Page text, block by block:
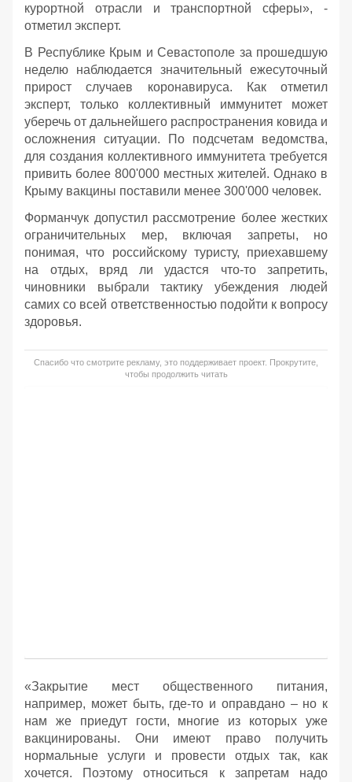
курортной отрасли и транспортной сферы», -
отметил эксперт.
В Республике Крым и Севастополе за прошедшую
неделю наблюдается значительный ежесуточный
прирост случаев коронавируса. Как отметил
эксперт, только коллективный иммунитет может
уберечь от дальнейшего распространения ковида и
осложнения ситуации. По подсчетам ведомства,
для создания коллективного иммунитета требуется
привить более 800'000 местных жителей. Однако в
Крыму вакцины поставили менее 300'000 человек.
Форманчук допустил рассмотрение более жестких
ограничительных мер, включая запреты, но
понимая, что российскому туристу, приехавшему
на отдых, вряд ли удастся что-то запретить,
чиновники выбрали тактику убеждения людей
самих со всей ответственностью подойти к вопросу
здоровья.
Спасибо что смотрите рекламу, это поддерживает проект. Прокрутите,
чтобы продолжить читать
«Закрытие мест общественного питания,
например, может быть, где-то и оправдано – но к
нам же приедут гости, многие из которых уже
вакцинированы. Они имеют право получить
нормальные услуги и провести отдых так, как
хочется. Поэтому относиться к запретам надо